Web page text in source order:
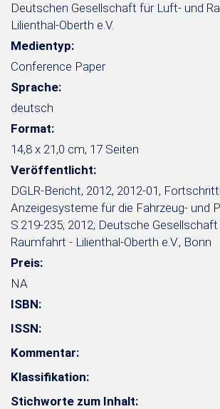
Deutschen Gesellschaft für Luft- und
Lilienthal-Oberth e.V.
Medientyp:
Conference Paper
Sprache:
deutsch
Format:
14,8 x 21,0 cm, 17 Seiten
Veröffentlicht:
DGLR-Bericht, 2012, 2012-01,
Anzeigesysteme für die Fahrzeug- und
S.219-235; 2012; Deutsche
Raumfahrt - Lilienthal-Oberth e.V., Bonn
Preis:
NA
ISBN:
ISSN:
Kommentar:
Klassifikation:
Stichworte zum Inhalt: